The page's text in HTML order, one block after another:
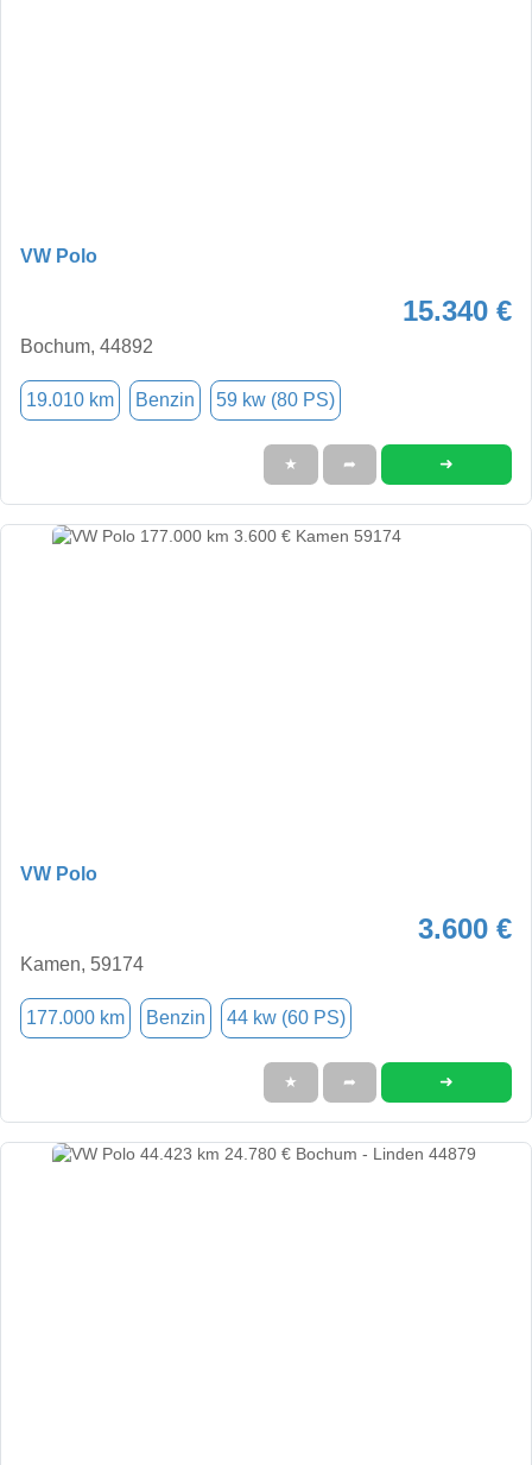
VW Polo
15.340 €
Bochum, 44892
19.010 km Benzin 59 kw (80 PS)
★ ➦ ➜
VW Polo
3.600 €
Kamen, 59174
177.000 km Benzin 44 kw (60 PS)
★ ➦ ➜